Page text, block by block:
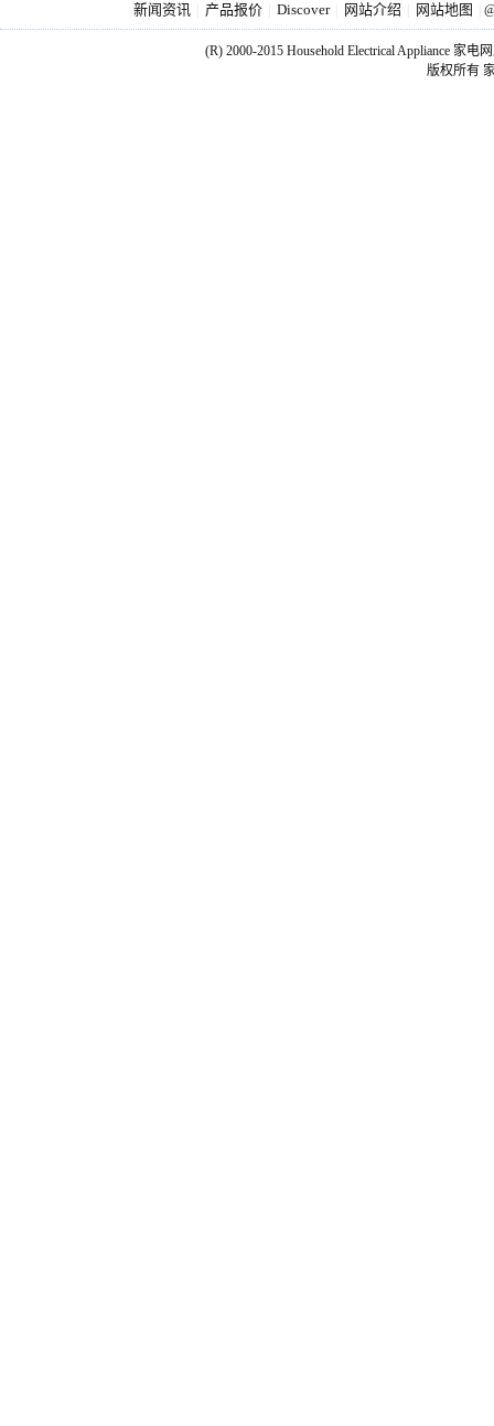
新闻资讯 产品报价 Discover 网站介绍 网站地图
(R) 2000-2015 Household Electrical Appliance 家电
版权所有